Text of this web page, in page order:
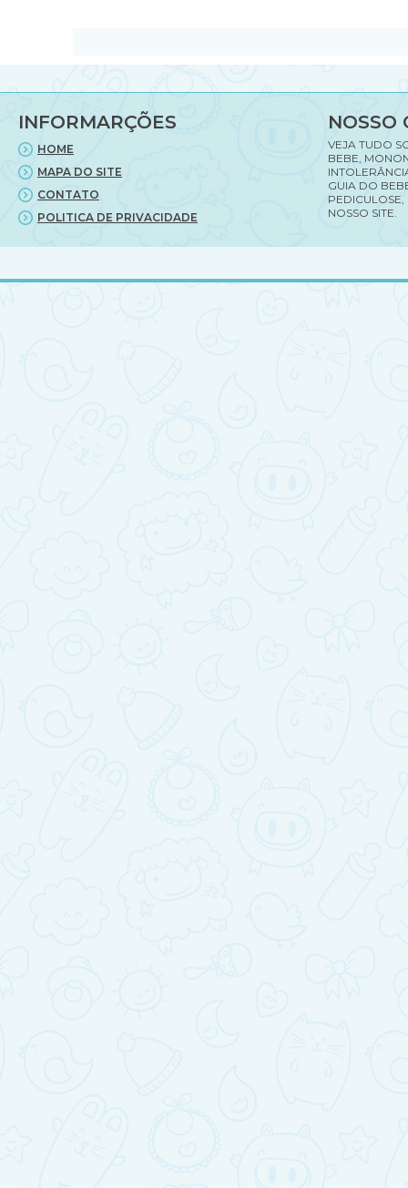
INFORMARÇÕES
HOME
MAPA DO SITE
CONTATO
POLITICA DE PRIVACIDADE
NOSSO
VEJA TUDO
BEBE,
GUIA DO
PEDICULOSE,
NOSSO SITE.